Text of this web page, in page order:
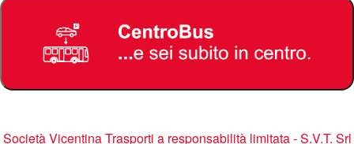
Società Vicentina Trasporti a responsabilità limitata - S.V.T. Srl